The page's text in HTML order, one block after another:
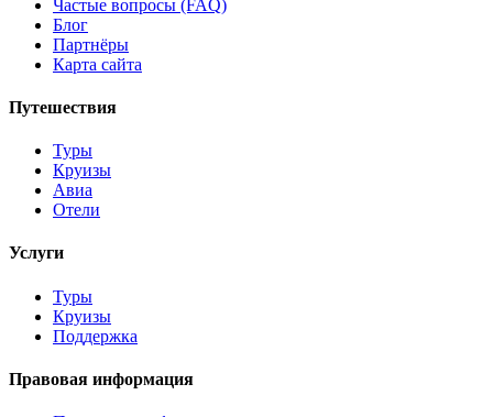
Частые вопросы (FAQ)
Блог
Партнёры
Карта сайта
Путешествия
Туры
Круизы
Авиа
Отели
Услуги
Туры
Круизы
Поддержка
Правовая информация